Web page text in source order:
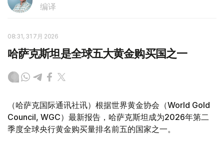
编译
08:31, 31 7月 2026
哈萨克斯坦是全球五大黄金购买国之一
（哈萨克国际通讯社讯）根据世界黄金协会（World Gold
Council, WGC）最新报告，哈萨克斯坦成为2026年第二
季度全球央行黄金购买量排名前五的国家之一。